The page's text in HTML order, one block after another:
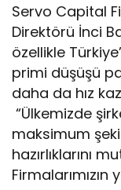
Servo Capital
Direktörü İnci
özellikle
primi düşüşü
daha da hız
“Ülkemizde
maksimum
hazırlıklarını
Firmalarımızın